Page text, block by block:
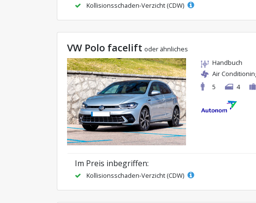
Kollisionsschaden-Verzicht (CDW)
VW Polo facelift oder ähnliches
Handbuch
Air
5
4
Im Preis inbegriffen:
Kollisionsschaden-Verzicht (CDW)